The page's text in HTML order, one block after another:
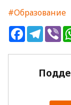
#Образование
Facebook